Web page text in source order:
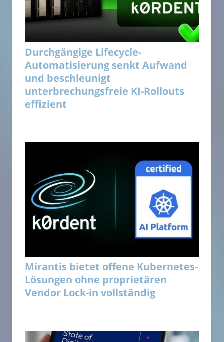
Durchgängige Lifecycle-
Automatisierung senkt Aufwand
und beschleunigt
unterbrechungsfreie KI-Rollouts
effizient
Mirantis bietet offene Kubernetes-
Lösungen ohne proprietären
Vendor Lock-in vollständig